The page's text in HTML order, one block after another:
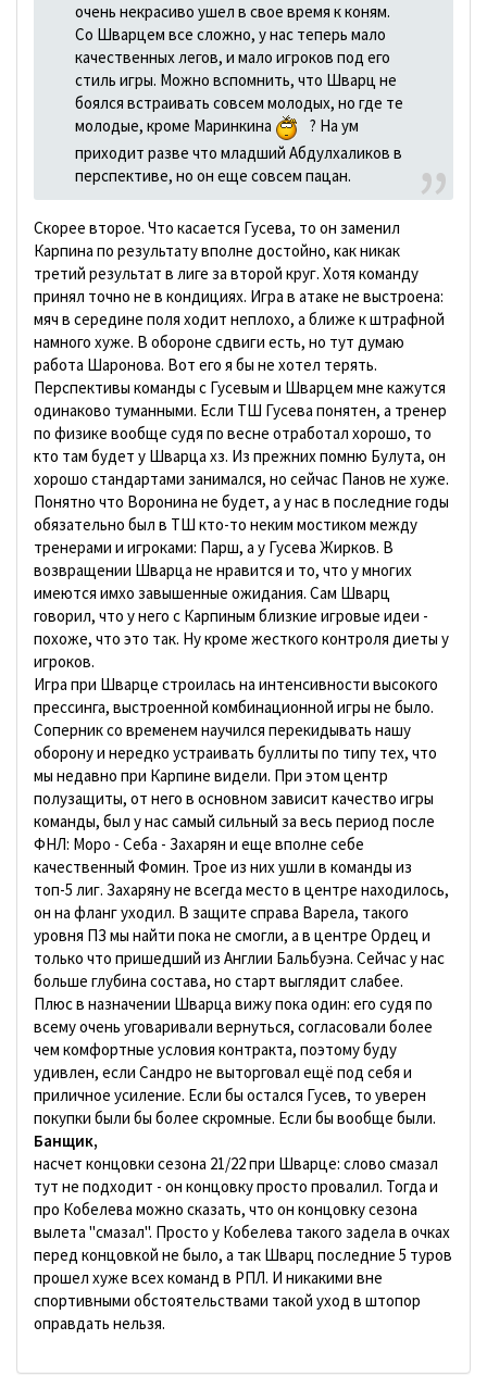
очень некрасиво ушел в свое время к коням.
Со Шварцем все сложно, у нас теперь мало
качественных легов, и мало игроков под его
стиль игры. Можно вспомнить, что Шварц не
боялся встраивать совсем молодых, но где те
молодые, кроме Маринкина
? На ум
приходит разве что младший Абдулхаликов в
перспективе, но он еще совсем пацан.
Скорее второе. Что касается Гусева, то он заменил
Карпина по результату вполне достойно, как никак
третий результат в лиге за второй круг. Хотя команду
принял точно не в кондициях. Игра в атаке не выстроена:
мяч в середине поля ходит неплохо, а ближе к штрафной
намного хуже. В обороне сдвиги есть, но тут думаю
работа Шаронова. Вот его я бы не хотел терять.
Перспективы команды с Гусевым и Шварцем мне кажутся
одинаково туманными. Если ТШ Гусева понятен, а тренер
по физике вообще судя по весне отработал хорошо, то
кто там будет у Шварца хз. Из прежних помню Булута, он
хорошо стандартами занимался, но сейчас Панов не хуже.
Понятно что Воронина не будет, а у нас в последние годы
обязательно был в ТШ кто-то неким мостиком между
тренерами и игроками: Парш, а у Гусева Жирков. В
возвращении Шварца не нравится и то, что у многих
имеются имхо завышенные ожидания. Сам Шварц
говорил, что у него с Карпиным близкие игровые идеи -
похоже, что это так. Ну кроме жесткого контроля диеты у
игроков.
Игра при Шварце строилась на интенсивности высокого
прессинга, выстроенной комбинационной игры не было.
Соперник со временем научился перекидывать нашу
оборону и нередко устраивать буллиты по типу тех, что
мы недавно при Карпине видели. При этом центр
полузащиты, от него в основном зависит качество игры
команды, был у нас самый сильный за весь период после
ФНЛ: Моро - Себа - Захарян и еще вполне себе
качественный Фомин. Трое из них ушли в команды из
топ-5 лиг. Захаряну не всегда место в центре находилось,
он на фланг уходил. В защите справа Варела, такого
уровня ПЗ мы найти пока не смогли, а в центре Ордец и
только что пришедший из Англии Бальбуэна. Сейчас у нас
больше глубина состава, но старт выглядит слабее.
Плюс в назначении Шварца вижу пока один: его судя по
всему очень уговаривали вернуться, согласовали более
чем комфортные условия контракта, поэтому буду
удивлен, если Сандро не выторговал ещё под себя и
приличное усиление. Если бы остался Гусев, то уверен
покупки были бы более скромные. Если бы вообще были.
Банщик,
насчет концовки сезона 21/22 при Шварце: слово смазал
тут не подходит - он концовку просто провалил. Тогда и
про Кобелева можно сказать, что он концовку сезона
вылета "смазал". Просто у Кобелева такого задела в очках
перед концовкой не было, а так Шварц последние 5 туров
прошел хуже всех команд в РПЛ. И никакими вне
спортивными обстоятельствами такой уход в штопор
оправдать нельзя.